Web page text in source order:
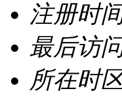
注册时
最后访
所在时